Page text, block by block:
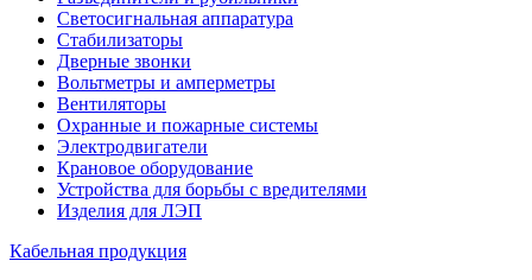
Светосигнальная аппаратура
Стабилизаторы
Дверные звонки
Вольтметры и амперметры
Вентиляторы
Охранные и пожарные системы
Электродвигатели
Крановое оборудование
Устройства для борьбы с вредителями
Изделия для ЛЭП
Кабельная продукция